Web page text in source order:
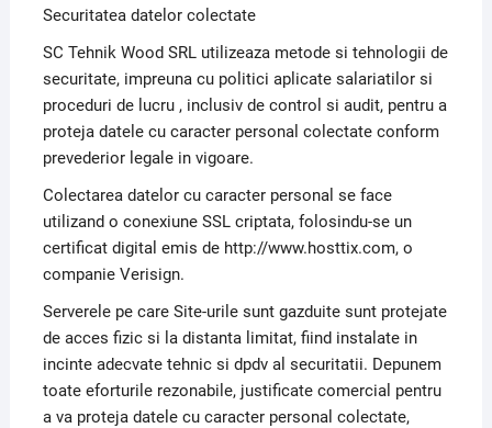
Securitatea datelor colectate
SC Tehnik Wood SRL utilizeaza metode si tehnologii de
securitate, impreuna cu politici aplicate salariatilor si
proceduri de lucru , inclusiv de control si audit, pentru a
proteja datele cu caracter personal colectate conform
prevederior legale in vigoare.
Colectarea datelor cu caracter personal se face
utilizand o conexiune SSL criptata, folosindu-se un
certificat digital emis de http://www.hosttix.com, o
companie Verisign.
Serverele pe care Site-urile sunt gazduite sunt protejate
de acces fizic si la distanta limitat, fiind instalate in
incinte adecvate tehnic si dpdv al securitatii. Depunem
toate eforturile rezonabile, justificate comercial pentru
a va proteja datele cu caracter personal colectate,